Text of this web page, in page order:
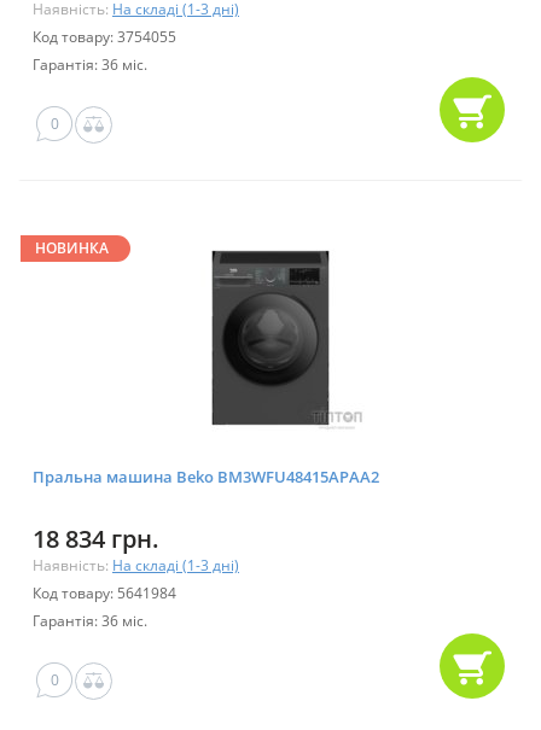
Наявність: На складі (1-3 дні)
Код товару: 3754055
Гарантія: 36 міс.
0
НОВИНКА
Пральна машина Beko BM3WFU48415APAA2
18 834 грн.
Наявність: На складі (1-3 дні)
Код товару: 5641984
Гарантія: 36 міс.
0